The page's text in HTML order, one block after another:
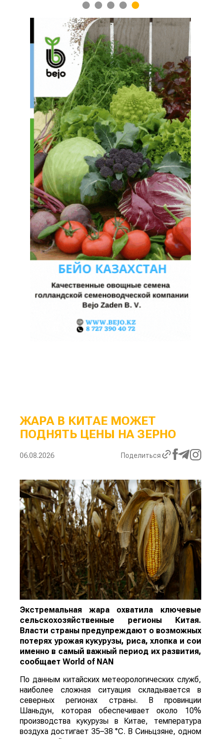
1 2 3 4 5
ЖАРА В КИТАЕ МОЖЕТ
ПОДНЯТЬ ЦЕНЫ НА ЗЕРНО
06.08.2026 Поделиться
Экстремальная жара охватила ключевые
сельскохозяйственные регионы Китая.
Власти страны предупреждают о возможных
потерях урожая кукурузы, риса, хлопка и сои
именно в самый важный период их развития,
сообщает World of NAN
По данным китайских метеорологических служб,
наиболее сложная ситуация складывается в
северных регионах страны. В провинции
Шаньдун, которая обеспечивает около 10%
производства кукурузы в Китае, температура
воздуха достигает 35–38 °C. В Синьцзяне, одном